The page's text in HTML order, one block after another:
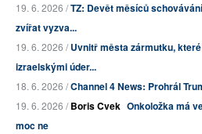
19. 6. 2026 /TZ: Devět měsíců
zvířat vyzva...
19. 6. 2026 /Uvnitř města zármutku,
izraelskými úder...
18. 6. 2026 /Channel 4 News: Prohrál
19. 6. 2026 /Boris Cvek Onkoložka má
moc ne